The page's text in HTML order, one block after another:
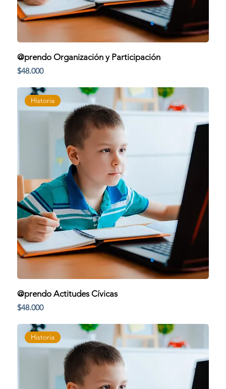
@prendo Organización y Participación
Precio
$48.000
Historia
@prendo Actitudes Cívicas
Precio
$48.000
Historia